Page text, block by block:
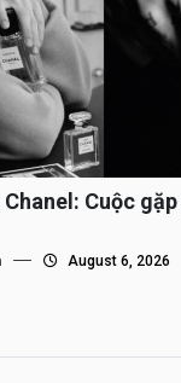
Cuộc
August 6, 2026